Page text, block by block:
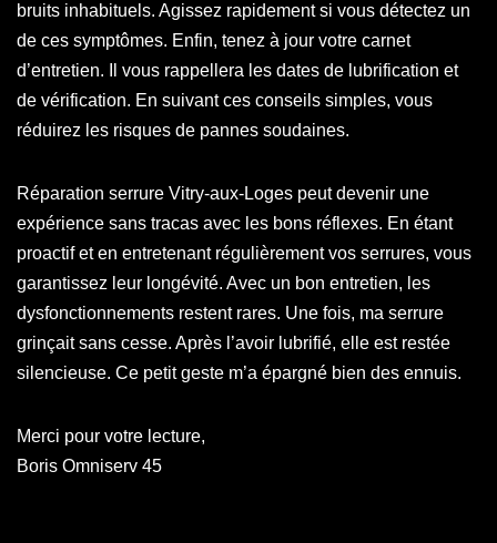
bruits inhabituels. Agissez rapidement si vous détectez un
de ces symptômes. Enfin, tenez à jour votre carnet
d’entretien. Il vous rappellera les dates de lubrification et
de vérification. En suivant ces conseils simples, vous
réduirez les risques de pannes soudaines.
Réparation serrure Vitry-aux-Loges peut devenir une
expérience sans tracas avec les bons réflexes. En étant
proactif et en entretenant régulièrement vos serrures, vous
garantissez leur longévité. Avec un bon entretien, les
dysfonctionnements restent rares. Une fois, ma serrure
grinçait sans cesse. Après l’avoir lubrifié, elle est restée
silencieuse. Ce petit geste m’a épargné bien des ennuis.
Merci pour votre lecture,
Boris Omniserv 45